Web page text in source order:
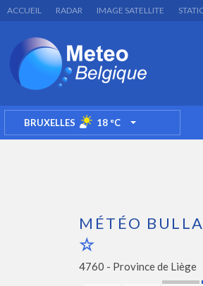
ACCUEIL RADAR IMAGE SATELLITE
BRUXELLES 18°C TOGGLE
MÉTÉO
4760 - Province de Liège